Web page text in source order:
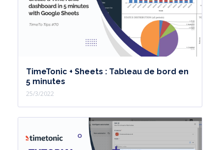
TimeTonic + Sheets : Tableau de bord en
5 minutes
25/3/2022